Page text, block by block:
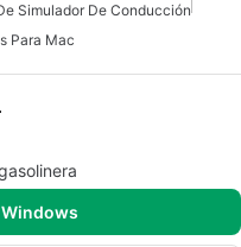
Simulador De Conducción
Para Mac